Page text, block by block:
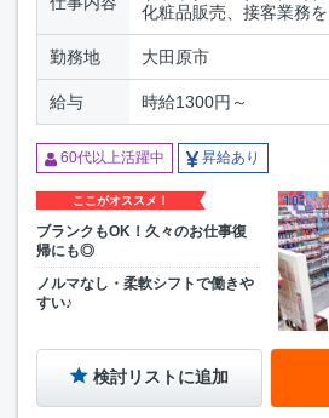
化粧品販売、接客業務を
勤務地 大田原市
給与 時給1300円～
60代以上活躍中 昇給あり
ここがオススメ！
ブランクもOK！久々のお仕事復
帰にも◎
ノルマなし・柔軟シフトで働きや
すい♪
検討リストに追加